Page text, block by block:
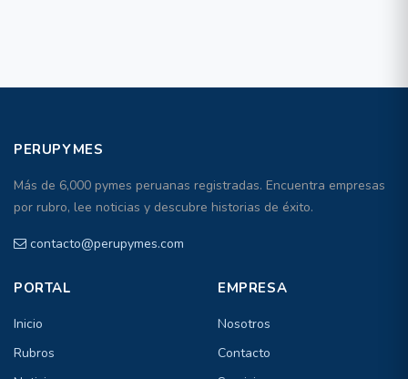
PERUPYMES
Más de 6,000 pymes peruanas registradas. Encuentra empresas
por rubro, lee noticias y descubre historias de éxito.
contacto@perupymes.com
PORTAL
Inicio
Rubros
EMPRESA
Nosotros
Contacto